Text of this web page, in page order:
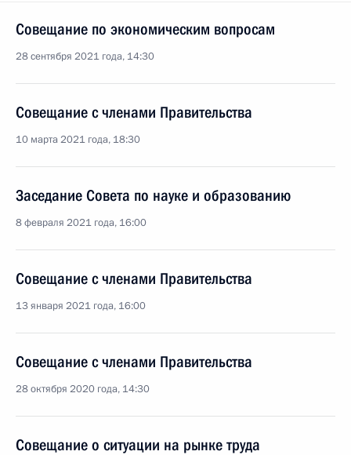
Совещание по экономическим вопросам
28 сентября 2021 года, 14:30
Совещание с членами Правительства
10 марта 2021 года, 18:30
Заседание Совета по науке и образованию
8 февраля 2021 года, 16:00
Совещание с членами Правительства
13 января 2021 года, 16:00
Совещание с членами Правительства
28 октября 2020 года, 14:30
Совещание о ситуации на рынке труда